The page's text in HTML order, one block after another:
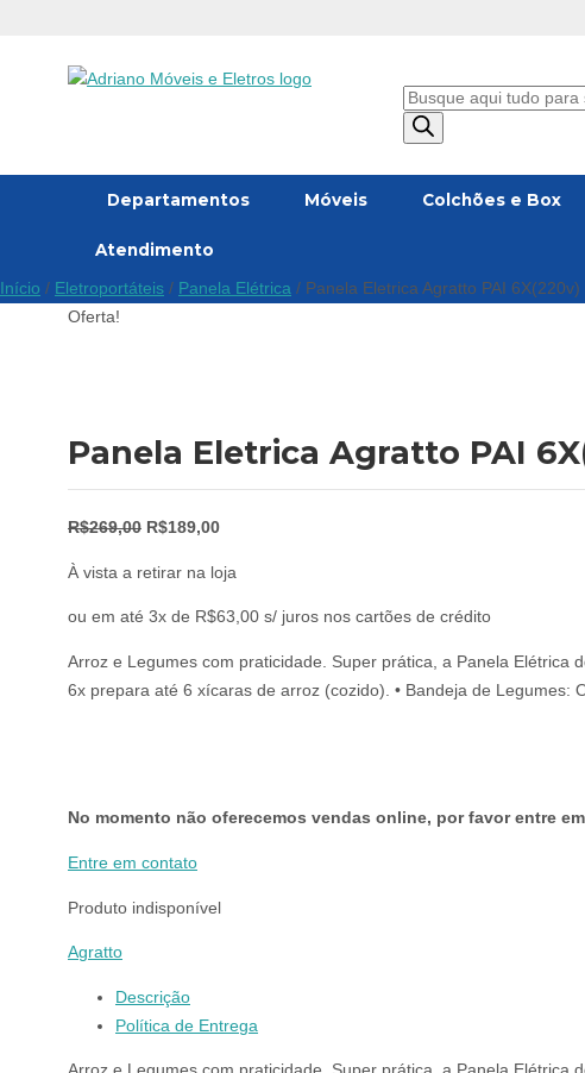
Pesquisar
produtos
Departamentos Móveis Colchões e Box
Atendimento
Início / Eletroportáteis / Panela Elétrica / Panela Eletrica Agratto PAI 6X(220v)
Oferta!
Panela Eletrica Agratto PAI
R$269,00 O
original
era:
R$189,00O
atual
é:
À vista a retirar na loja
ou em até 3x de R$63,00 s/ juros nos cartões de crédito
Arroz e Legumes com praticidade. Super prática, a Panela Elétrica
6x prepara até 6 xícaras de arroz (cozido). • Bandeja de Legumes:
No momento não oferecemos vendas online, por favor entre
Entre em contato
Produto indisponível
Agratto
Descrição
Política de Entrega